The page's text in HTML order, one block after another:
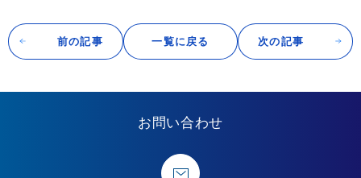
前の記事 一覧に戻る 次の記事
お問い合わせ